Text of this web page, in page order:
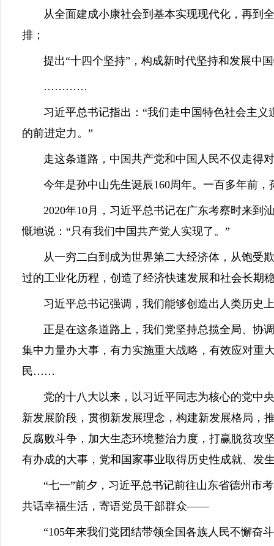
从全面建成小康社会到基本实现现代化，再到全
排；
提出“十四个坚持”，构成新时代坚持和发展中国
…………
习近平总书记指出：“我们走中国特色社会主义
的前进定力。”
走这条道路，中国共产党和中国人民不仅走得
今年是孙中山先生诞辰160周年。一百多年前，
2020年10月，习近平总书记在广东考察时来到
慨地说：“只有我们中国共产党人实现了。”
从一穷二白到成为世界第二大经济体，从饱受欺
过的工业化历程，创造了经济快速发展和社会长期
习近平总书记强调，我们能够创造出人类历史
正是在这条道路上，我们党坚持总揽全局、协调
集中力量办大事，有力实施重大战略，有效应对重
民……
党的十八大以来，以习近平同志为核心的党中央
新发展阶段，贯彻新发展理念，构建新发展格局，
反腐败斗争，加大生态环境整治力度，打赢脱贫攻
有办成的大事，党和国家事业取得历史性成就、发
“七一”前夕，习近平总书记前往山东省德州市考
共话幸福生活，寄语党员干部群众——
“105年来我们党团结带领全国各族人民不懈奋